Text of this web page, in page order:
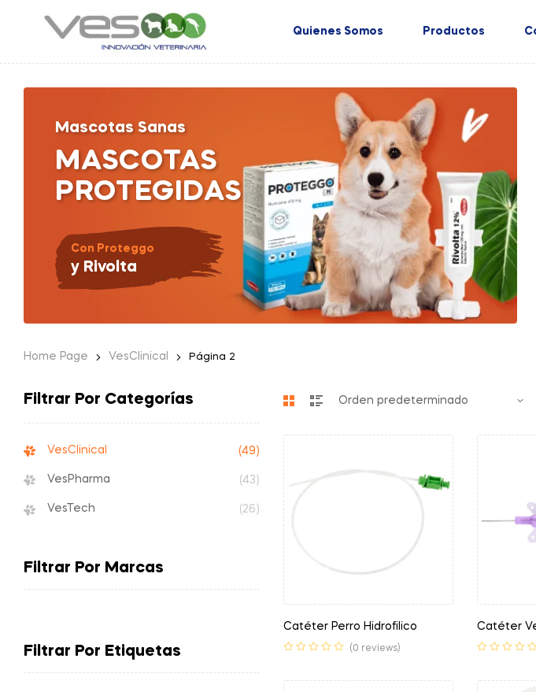
Quienes Somos Productos
MASCOTAS
PROTEGIDAS
Mascotas Sanas
Con Proteggo
y Rivolta
Home Page VesClinical Página 2
Catéter Perro Hidrofilico
(0 reviews)
Catéter
Filtrar Por Categorías
VesClinical (49)
VesPharma (43)
VesTech (26)
Filtrar Por Marcas
Filtrar Por Etiquetas